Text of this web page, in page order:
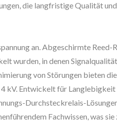
die langfristige Qualität
an. Abgeschirmte Reed-
wurden, in denen
von Störungen bieten
4 kV. Entwickelt für
Durchsteckrelais-
Fachwissen, was